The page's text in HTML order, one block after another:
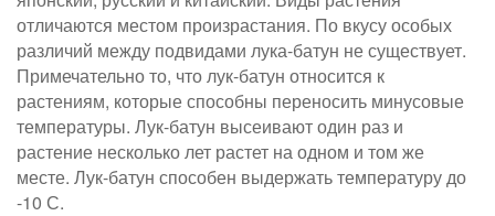
отличаются местом произрастания. По вкусу особых
различий между подвидами лука-батун не существует.
Примечательно то, что лук-батун относится к
растениям, которые способны переносить минусовые
температуры. Лук-батун высеивают один раз и
растение несколько лет растет на одном и том же
месте. Лук-батун способен выдержать температуру до
-10 С.